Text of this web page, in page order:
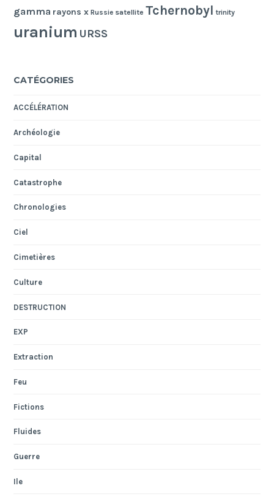
gamma rayons x Russie satellite Tchernobyl trinity
uranium URSS
CATÉGORIES
ACCÉLÉRATION
Archéologie
Capital
Catastrophe
Chronologies
Ciel
Cimetières
Culture
DESTRUCTION
EXP
Extraction
Feu
Fictions
Fluides
Guerre
Ile